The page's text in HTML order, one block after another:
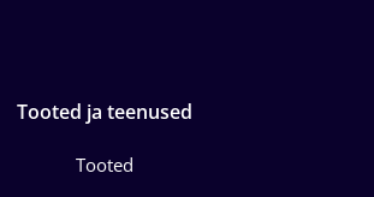
Tooted ja teenused
Tooted